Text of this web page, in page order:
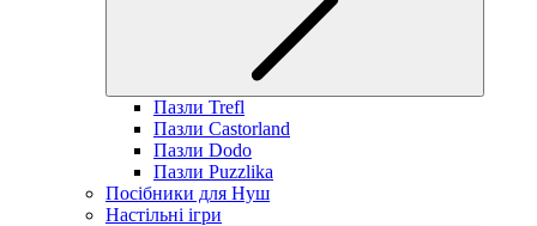
Пазли Trefl
Пазли Castorland
Пазли Dodo
Пазли Puzzlika
Посібники для Нуш
Настільні ігри